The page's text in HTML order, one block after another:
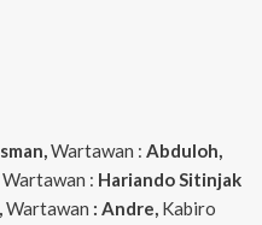
Wartawan : Abduloh,
: Hariando Sitinjak
Wartawan : Andre, Kabiro